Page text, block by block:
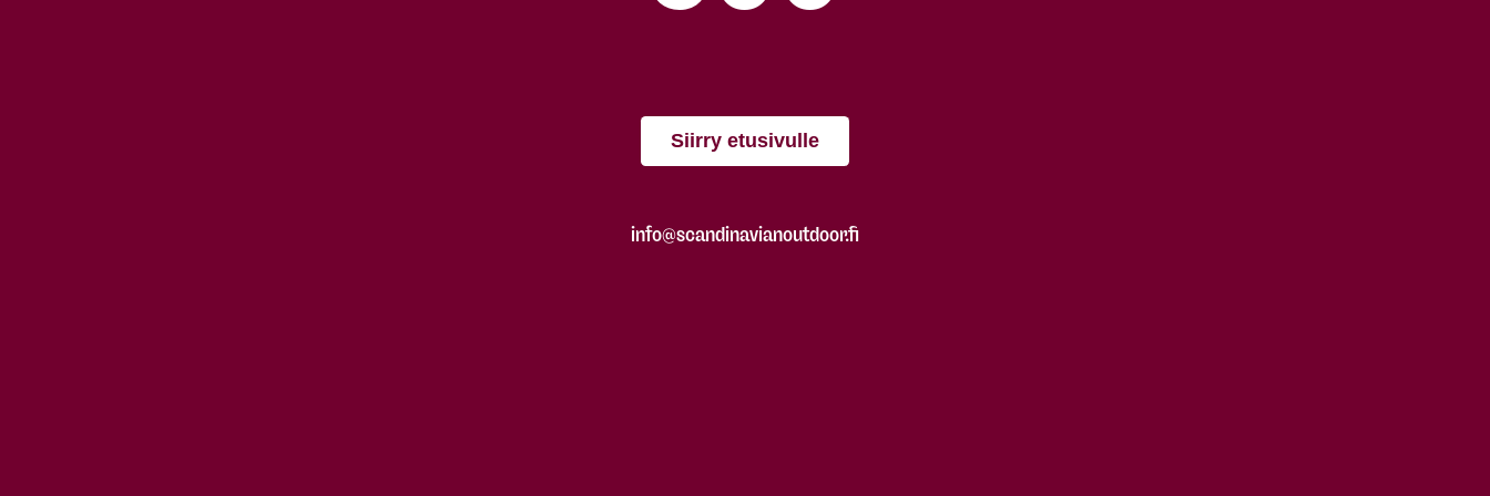
Siirry etusivulle
info@scandinavianoutdoor.fi